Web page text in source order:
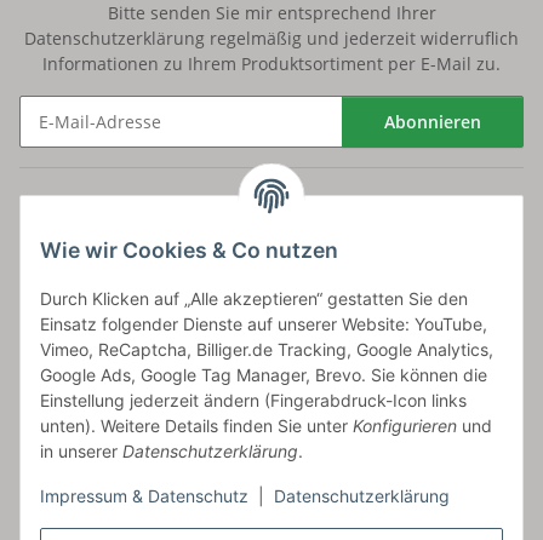
Wie wir Cookies & Co nutzen
Durch Klicken auf „Alle akzeptieren“ gestatten Sie den
Einsatz folgender Dienste auf unserer Website: YouTube,
Vimeo, ReCaptcha, Billiger.de Tracking, Google Analytics,
Google Ads, Google Tag Manager, Brevo. Sie können die
Einstellung jederzeit ändern (Fingerabdruck-Icon links
unten). Weitere Details finden Sie unter Konfigurieren und
in unserer Datenschutzerklärung.
Impressum & Datenschutz Datenschutzerklärung
Bitte senden Sie mir entsprechend Ihrer
Datenschutzerklärung regelmäßig und jederzeit widerruflich
Informationen zu Ihrem Produktsortiment per E-Mail zu.
Abonnieren
Artikelinformationen
Frieslandstr. 44 | 26446 Reepsholt
Fon 04468-9479855-0 | Fax -9